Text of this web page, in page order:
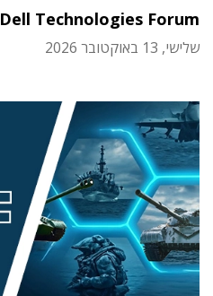
Dell Technologies Forum
שלישי, 13 באוקטובר 2026